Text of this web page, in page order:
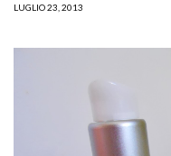
LUGLIO 23, 2013